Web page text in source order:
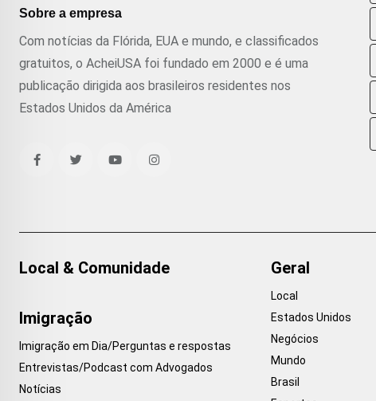
Sobre a empresa
Com notícias da Flórida, EUA e mundo, e classificados
gratuitos, o AcheiUSA foi fundado em 2000 e é uma
publicação dirigida aos brasileiros residentes nos
Estados Unidos da América
Local & Comunidade
Imigração
Imigração em Dia/Perguntas e respostas
Entrevistas/Podcast com Advogados
Notícias
Geral
Local
Estados Unidos
Negócios
Mundo
Brasil